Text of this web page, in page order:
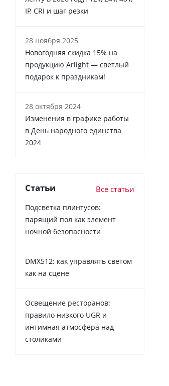
IP, CRI и шаг резки
28 ноября 2025
Новогодняя скидка 15% на
продукцию Arlight — светлый
подарок к праздникам!
28 октября 2024
Изменения в графике работы
в День народного единства
2024
Статьи Все статьи
Подсветка плинтусов:
парящий пол как элемент
ночной безопасности
DMX512: как управлять светом
как на сцене
Освещение ресторанов:
правило низкого UGR и
интимная атмосфера над
столиками